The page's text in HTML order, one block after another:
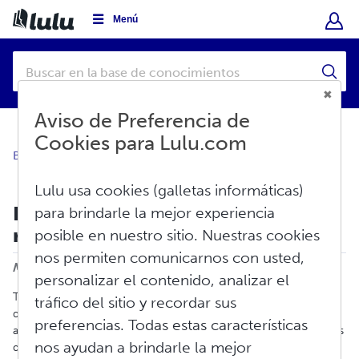
Menú
Base de conocimientos
Programas de creación de PDF
recomendados
Imprimir
Modificado en: Jue, Oct 7, 2021 a 8:52 A. M.
Todos los archivos interiores para libros impresos y los archivos
de la portada deben ser enviados como PDF. Depende de usted
asegurarse de que su archivo esté configurado usando las pautas
de formato que Lulu proporciona. Si usted planea distribuir su
Aviso de Preferencia de
Cookies para Lulu.com
Lulu usa cookies (galletas informáticas)
para brindarle la mejor experiencia
posible en nuestro sitio. Nuestras cookies
nos permiten comunicarnos con usted,
personalizar el contenido, analizar el
tráfico del sitio y recordar sus
preferencias. Todas estas características
nos ayudan a brindarle la mejor